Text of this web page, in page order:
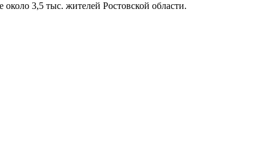
3,5 тыс. жителей Ростовской области.